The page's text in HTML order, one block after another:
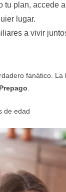
plan, accede
lugar.
a vivir
fanático.
de edad